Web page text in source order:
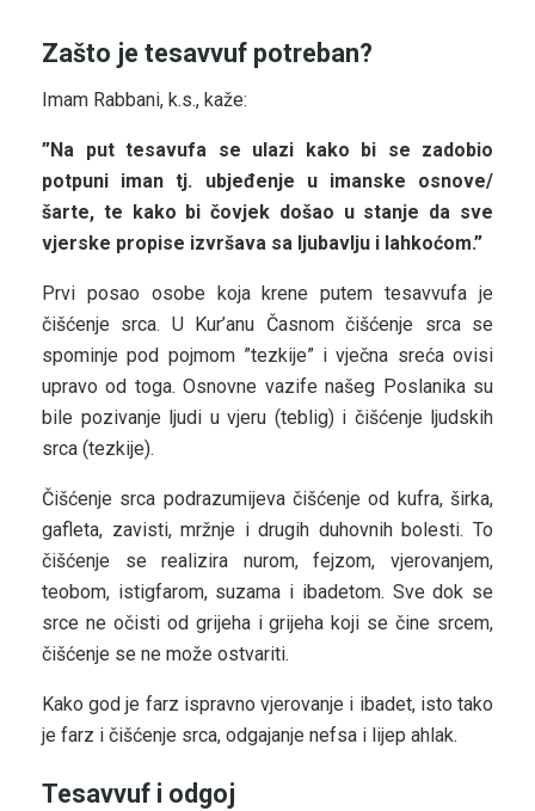
Zašto je tesavvuf potreban?
Imam Rabbani, k.s., kaže:
”Na put tesavufa se ulazi kako bi se zadobio
potpuni iman tj. ubjeđenje u imanske osnove/
šarte, te kako bi čovjek došao u stanje da sve
vjerske propise izvršava sa ljubavlju i lahkoćom.”
Prvi posao osobe koja krene putem tesavvufa je
čišćenje srca. U Kur’anu Časnom čišćenje srca se
spominje pod pojmom ”tezkije” i vječna sreća ovisi
upravo od toga. Osnovne vazife našeg Poslanika su
bile pozivanje ljudi u vjeru (teblig) i čišćenje ljudskih
srca (tezkije).
Čišćenje srca podrazumijeva čišćenje od kufra, širka,
gafleta, zavisti, mržnje i drugih duhovnih bolesti. To
čišćenje se realizira nurom, fejzom, vjerovanjem,
teobom, istigfarom, suzama i ibadetom. Sve dok se
srce ne očisti od grijeha i grijeha koji se čine srcem,
čišćenje se ne može ostvariti.
Kako god je farz ispravno vjerovanje i ibadet, isto tako
je farz i čišćenje srca, odgajanje nefsa i lijep ahlak.
Tesavvuf i odgoj